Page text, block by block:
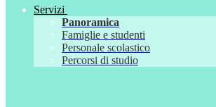
Servizi
Panoramica
Famiglie e studenti
Personale scolastico
Percorsi di studio